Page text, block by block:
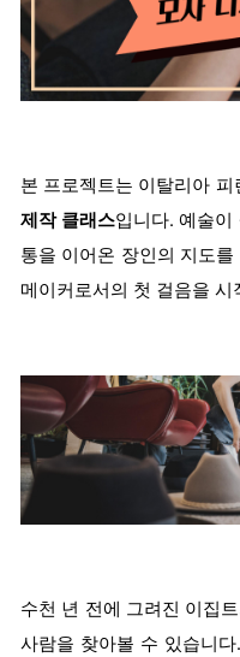
본 프로젝트는 이탈리아
제작 클래스입니다. 예술이
통을 이어온 장인의 지도
메이커로서의 첫 걸음을 시
수천 년 전에 그려진 이집
사람을 찾아볼 수 있습니